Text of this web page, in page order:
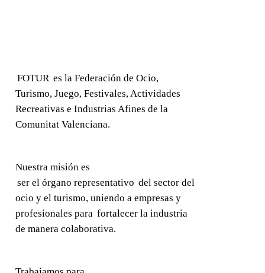
FOTUR es la Federación de Ocio,
Turismo, Juego, Festivales, Actividades
Recreativas e Industrias Afines de la
Comunitat Valenciana.
Nuestra misión es
ser el órgano representativo del sector del
ocio y el turismo, uniendo a empresas y
profesionales para fortalecer la industria
de manera colaborativa.